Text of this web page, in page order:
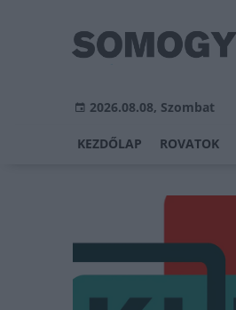
2026.08.08, Szombat
KEZDŐLAP ROVATOK